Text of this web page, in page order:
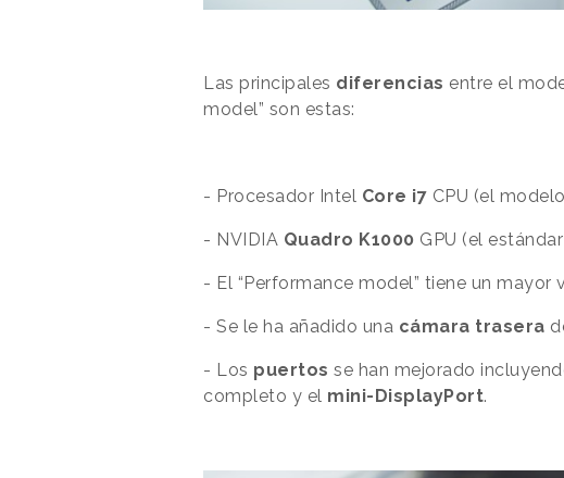
Las principales diferencias entre el
model” son estas:
- Procesador Intel Core i7 CPU (el
- NVIDIA Quadro K1000 GPU (el
- El “Performance model” tiene un mayor
- Se le ha añadido una cámara trasera
- Los puertos se han mejorado
completo y el mini-DisplayPort.